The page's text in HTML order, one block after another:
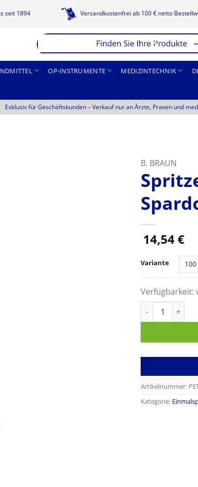
seit 1894 Versandkostenfrei ab 100 € netto
OP-INSTRUMENTE MEDIZINTECHNIK
Exklusiv für Geschäftskunden –Verkauf nur an Ärzte, Praxen und
B. BRAUN
14,54€
Variante
Verfügbarkeit:
Artikelnummer:
Kategorie: